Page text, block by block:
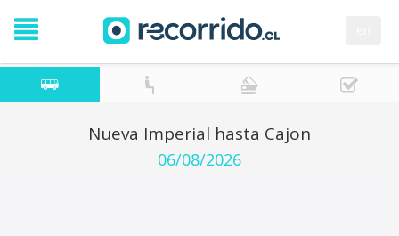
Nueva Imperial hasta Cajon
06/08/2026